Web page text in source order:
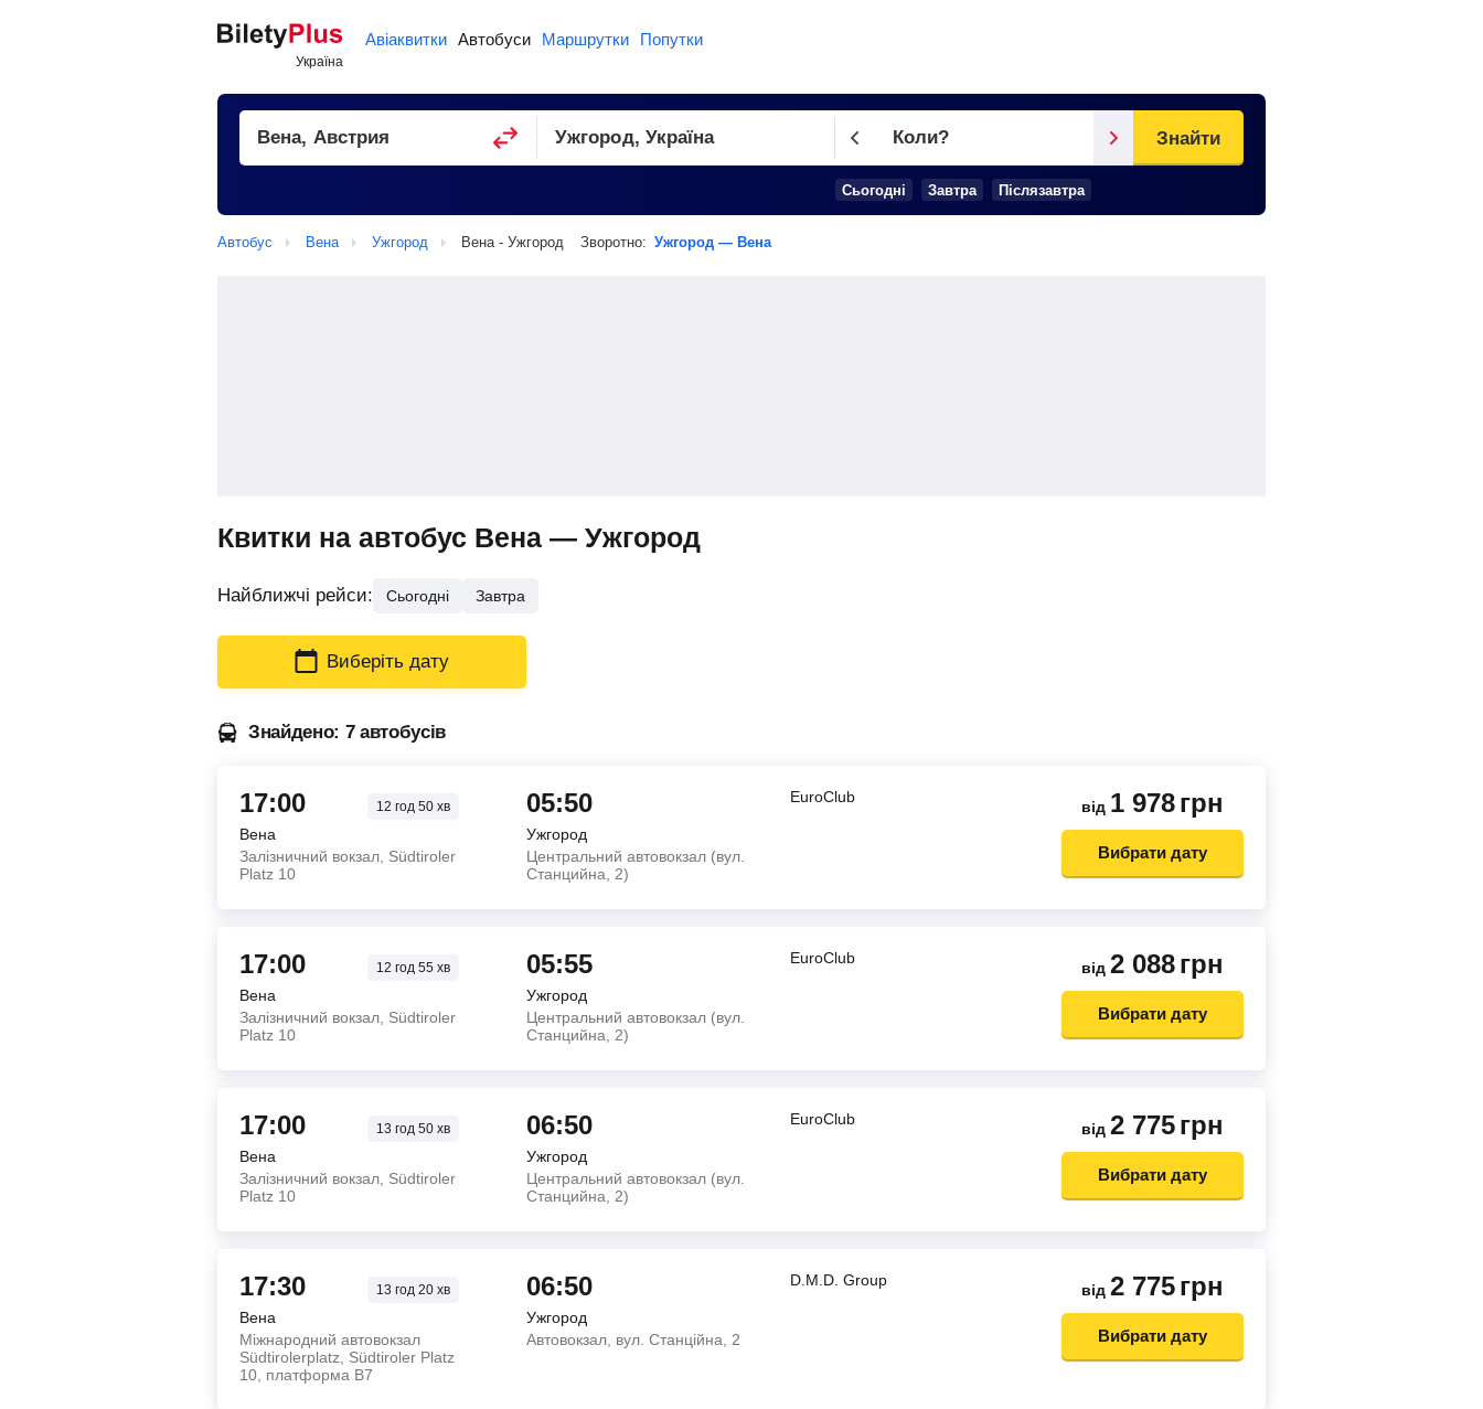
Авіаквитки Автобуси Маршрутки Попутки
Коли?
Cьогодні Завтра Післязавтра
Знайти
Автобус Вена Ужгород Вена - Ужгород Зворотно: Ужгород — Вена
Квитки на автобус Вена — Ужгород
Найближчі рейси: Сьогодні Завтра
Виберіть дату
Знайдено: 7 автобусів
17:00 12 год50 хв
Вена
Залізничний вокзал, Südtiroler
Platz 10
05:50
Ужгород
Центральний автовокзал (вул.
Станцийна, 2)
EuroClub
від 1 978грн
Вибрати дату
17:00 12 год55 хв
Вена
Залізничний вокзал, Südtiroler
Platz 10
05:55
Ужгород
Центральний автовокзал (вул.
Станцийна, 2)
EuroClub
від 2 088грн
Вибрати дату
17:00 13 год50 хв
Вена
Залізничний вокзал, Südtiroler
Platz 10
06:50
Ужгород
Центральний автовокзал (вул.
Станцийна, 2)
EuroClub
від 2 775грн
Вибрати дату
17:30 13 год20 хв
Вена
Міжнародний автовокзал
Südtirolerplatz, Südtiroler Platz
10, платформа B7
06:50
Ужгород
Автовокзал, вул. Станційна, 2
D.M.D. Group
від 2 775грн
Вибрати дату